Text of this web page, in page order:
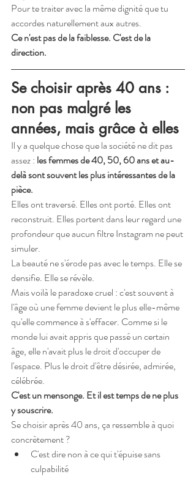
Pour te traiter avec la même dignité que tu
accordes naturellement aux autres.
Ce n'est pas de la faiblesse. C'est de la
direction.
Se choisir après 40 ans :
non pas malgré les
années, mais grâce à elles
Il y a quelque chose que la société ne dit pas
assez : les femmes de 40, 50, 60 ans et au-
delà sont souvent les plus intéressantes de la
pièce.
Elles ont traversé. Elles ont porté. Elles ont
reconstruit. Elles portent dans leur regard une
profondeur que aucun filtre Instagram ne peut
simuler.
La beauté ne s'érode pas avec le temps. Elle se
densifie. Elle se révèle.
Mais voilà le paradoxe cruel : c'est souvent à
l'âge où une femme devient le plus elle-même
qu'elle commence à s'effacer. Comme si le
monde lui avait appris que passé un certain
âge, elle n'avait plus le droit d'occuper de
l'espace. Plus le droit d'être désirée, admirée,
célébrée.
C'est un mensonge. Et il est temps de ne plus
y souscrire.
Se choisir après 40 ans, ça ressemble à quoi
concrètement ?
C'est dire non à ce qui t'épuise sans
culpabilité